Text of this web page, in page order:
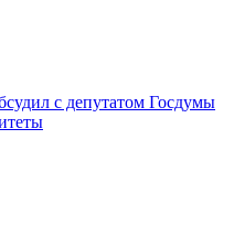
с депутатом Госдумы